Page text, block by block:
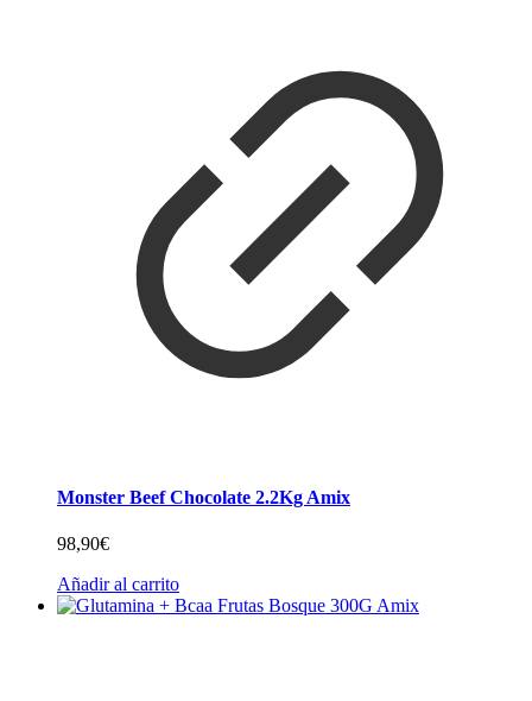
Monster Beef Chocolate 2.2Kg Amix
98,90€
Añadir al carrito